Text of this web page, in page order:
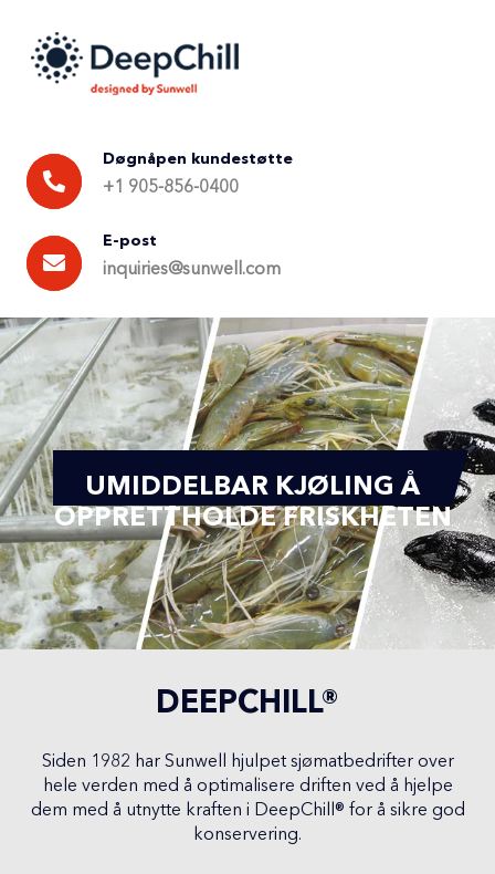
Døgnåpen kundestøtte
+1 905-856-0400
E-post
inquiries@sunwell.com
UMIDDELBAR KJØLING Å
OPPRETTHOLDE FRISKHETEN
DEEPCHILL®
Siden 1982 har Sunwell hjulpet sjømatbedrifter over
hele verden med å optimalisere driften ved å hjelpe
dem med å utnytte kraften i DeepChill ® for å sikre god
konservering.